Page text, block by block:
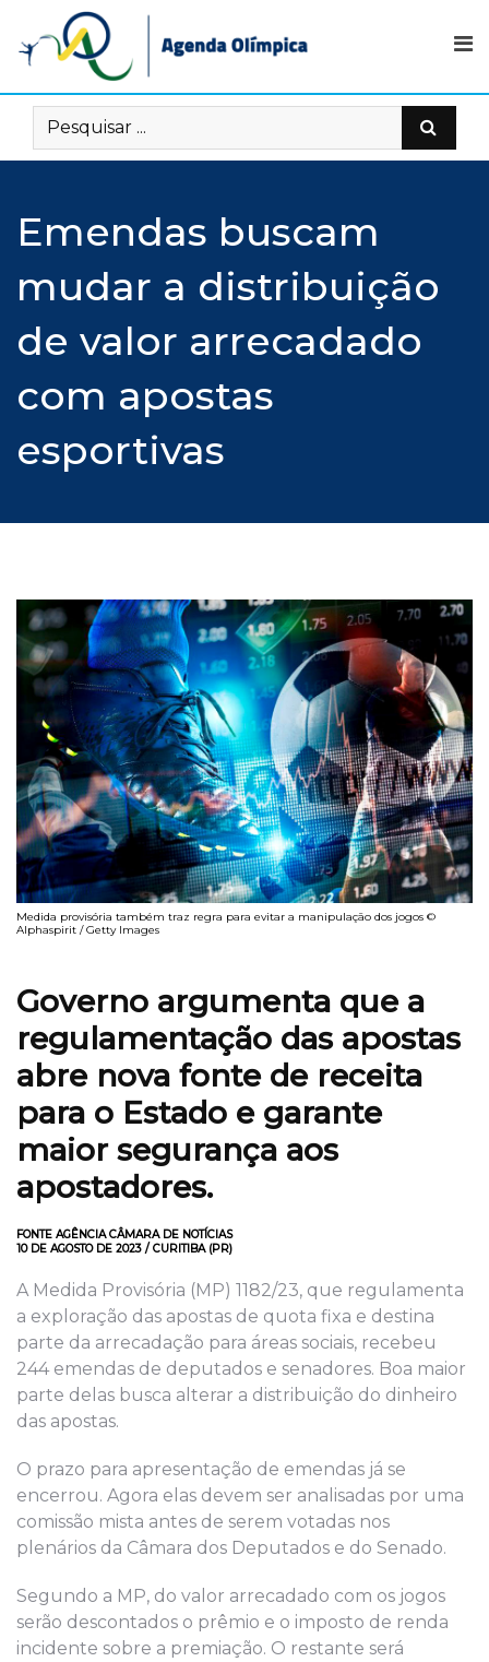
content
Emendas buscam
mudar a distribuição
de valor arrecadado
com apostas
esportivas
Medida provisória também traz regra para evitar a manipulação dos jogos ©
Alphaspirit / Getty Images
Governo argumenta que a
regulamentação das apostas
abre nova fonte de receita
para o Estado e garante
maior segurança aos
apostadores.
FONTE AGÊNCIA CÂMARA DE NOTÍCIAS
10 DE AGOSTO DE 2023 / CURITIBA (PR)
A Medida Provisória (MP) 1182/23, que regulamenta
a exploração das apostas de quota fixa e destina
parte da arrecadação para áreas sociais, recebeu
244 emendas de deputados e senadores. Boa maior
parte delas busca alterar a distribuição do dinheiro
das apostas.
O prazo para apresentação de emendas já se
encerrou. Agora elas devem ser analisadas por uma
comissão mista antes de serem votadas nos
plenários da Câmara dos Deputados e do Senado.
Segundo a MP, do valor arrecadado com os jogos
serão descontados o prêmio e o imposto de renda
incidente sobre a premiação. O restante será